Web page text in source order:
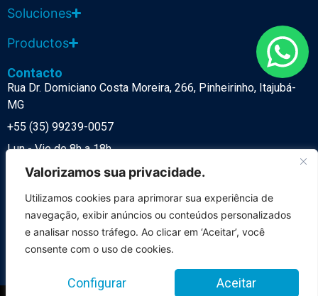
Valorizamos sua privacidade.
Utilizamos cookies para aprimorar sua experiência de
navegação, exibir anúncios ou conteúdos personalizados
e analisar nosso tráfego. Ao clicar em ‘Aceitar’, você
consente com o uso de cookies.
Configurar Aceitar
Soluciones
Productos
Contacto
Rua Dr. Domiciano Costa Moreira, 266, Pinheirinho, Itajubá-
MG
+55 (35) 99239-0057
Lun - Vie de 8h a 18h
Representantes Comerciales
Representantes Internacionales
Representantes
Política de Privacidad